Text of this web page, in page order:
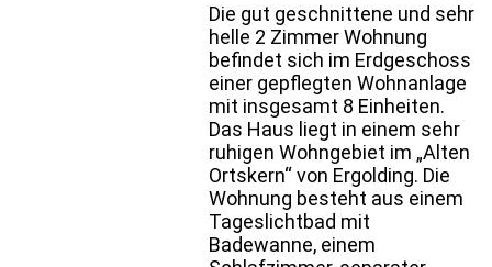
Die gut geschnittene und sehr
helle 2 Zimmer Wohnung
befindet sich im Erdgeschoss
einer gepflegten Wohnanlage
mit insgesamt 8 Einheiten.
Das Haus liegt in einem sehr
ruhigen Wohngebiet im „Alten
Ortskern“ von Ergolding. Die
Wohnung besteht aus einem
Tageslichtbad mit
Badewanne, einem